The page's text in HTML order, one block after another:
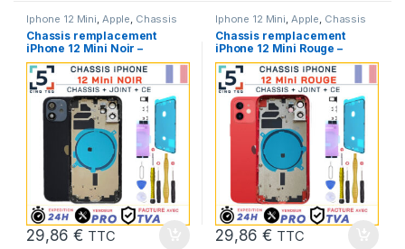
Iphone 12 Mini, Apple, Chassis
iPhone, Chassis iPhone 12 Mini
Pieces Portable
Chassis remplacement
iPhone 12 Mini Noir –
Chassis NU +Joint +Kit
29,86€ TTC
Iphone 12 Mini, Apple, Chassis
iPhone, Chassis iPhone 12 Mini
Pieces Portable
Chassis remplacement
iPhone 12 Mini Rouge –
Chassis NU +Joint +Kit
29,86€ TTC